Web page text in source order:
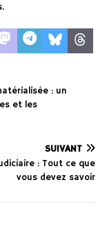
: un
et les
SUIVANT
: Tout ce que
vous devez savoir